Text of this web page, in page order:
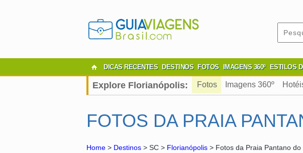
DICAS RECENTES DESTINOS FOTOS IMAGENS 360º ESTILOS
Explore Florianópolis: Fotos Imagens 360º
FOTOS DA PRAIA
Home > Destinos > SC > Florianópolis > Fotos da Praia Pantano do